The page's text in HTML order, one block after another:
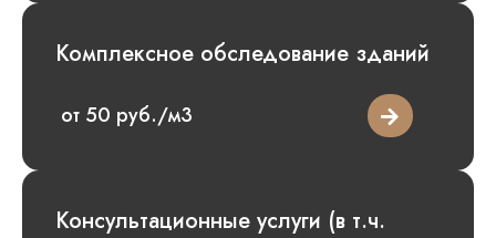
Комплексное обследование зданий
от 50 руб./м3
Консультационные услуги (в т.ч.